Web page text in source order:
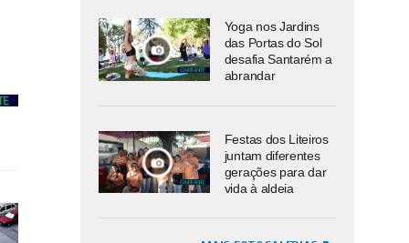
Yoga nos Jardins
das Portas do Sol
desafia Santarém a
abrandar
Festas dos Liteiros
juntam diferentes
gerações para dar
vida à aldeia